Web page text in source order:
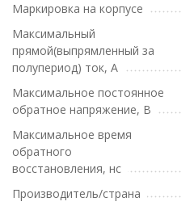
Маркировка на корпусе
Максимальный
прямой(выпрямленный за
полупериод) ток, А
Максимальное постоянное
обратное напряжение, В
Максимальное время
обратного
восстановления, нс
Производитель/страна